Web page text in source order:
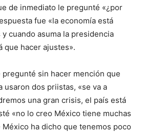
de inmediato le pregunté «¿por
fue «la economía está
cuando asuma la presidencia
que hacer ajustes».
pregunté sin hacer mención que
usaron dos priistas, «se va a
una gran crisis, el país está
«no lo creo México tiene muchas
ha dicho que tenemos poco